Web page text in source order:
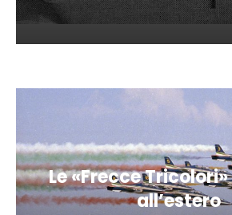
Le «Frecce
all’estero